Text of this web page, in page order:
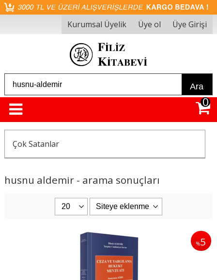
Kurumsal Üyelik Üye ol Üye Girişi
Ara
0
Çok Satanlar
husnu aldemir - arama sonuçları
%5